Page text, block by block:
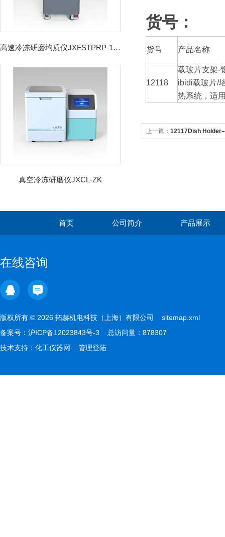
高速冷冻研磨均质仪JXFSTPRP-192CL
真空冷冻研磨仪JXCL-ZK
货号：
货号 产品名称
12118
载玻片支架-
ibidi载玻片/
热系统，适
上一篇： 12117Dish
首页 公司简介 产品展示
在线咨询
版权所有 © 2026 拓赫机电科技（上海）有限公司 sitemap.xml
备案号： 沪ICP备12023843号-3 总访问量：878307
技术支持： 化工仪器网 管理登陆